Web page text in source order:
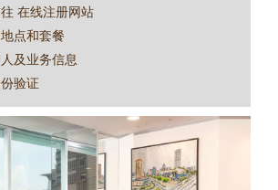
在线注册网站
点和套餐
及业务信息
验证